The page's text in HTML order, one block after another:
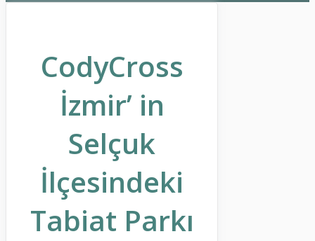
CodyCross
İzmir’ in
Selçuk
İlçesindeki
Tabiat Parkı